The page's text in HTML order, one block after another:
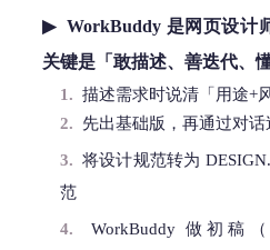
▶ WorkBuddy 是网页设计
关键是「敢描述、善迭代、
1. 描述需求时说清「用途+
2. 先出基础版，再通过对话
3. 将设计规范转为
范
4.WorkBuddy 做初稿